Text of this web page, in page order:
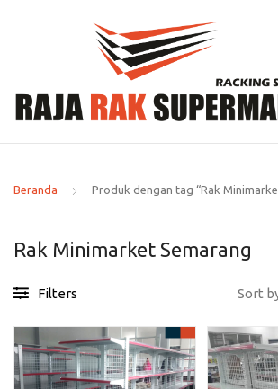
Beranda Produk dengan tag “Rak
Rak Minimarket Semarang
Filters Sort